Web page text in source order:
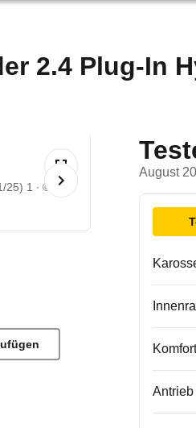
2.4 Plug-In
25) 1
©
August
Komfort
Antrieb